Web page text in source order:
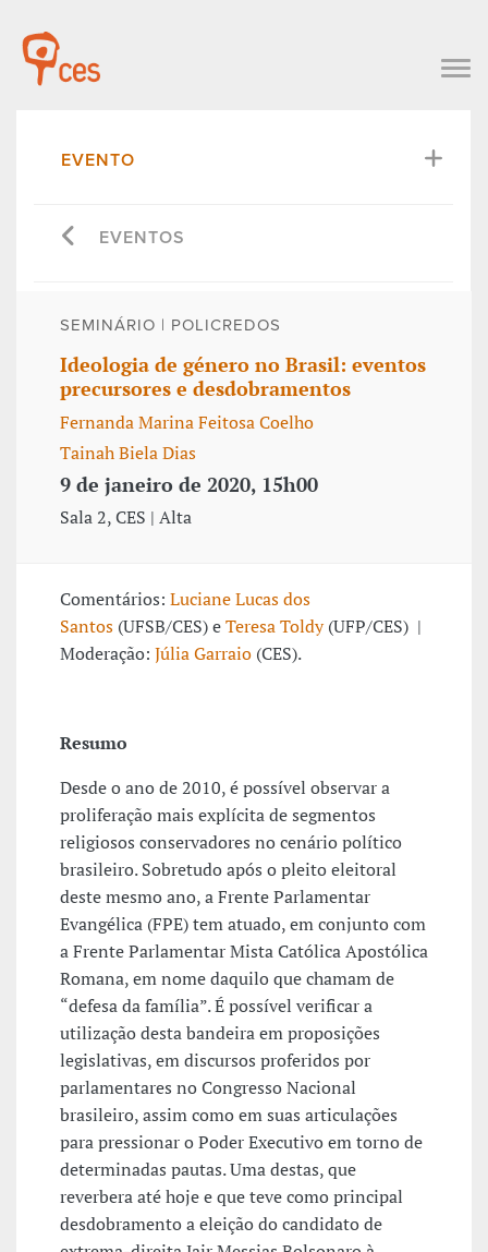
EVENTO
EVENTOS
SEMINÁRIO | POLICREDOS
Ideologia de género no Brasil: eventos
precursores e desdobramentos
Fernanda Marina Feitosa Coelho
Tainah Biela Dias
9 de janeiro de 2020, 15h00
Sala 2, CES | Alta
Comentários: Luciane Lucas dos
Santos (UFSB/CES) eTeresa Toldy(UFP/CES) |
Moderação: Júlia Garraio (CES).
Resumo
Desde o ano de 2010, é possível observar a
proliferação mais explícita de segmentos
religiosos conservadores no cenário político
brasileiro. Sobretudo após o pleito eleitoral
deste mesmo ano, a Frente Parlamentar
Evangélica (FPE) tem atuado, em conjunto com
a Frente Parlamentar Mista Católica Apostólica
Romana, em nome daquilo que chamam de
“defesa da família”. É possível verificar a
utilização desta bandeira em proposições
legislativas, em discursos proferidos por
parlamentares no Congresso Nacional
brasileiro, assim como em suas articulações
para pressionar o Poder Executivo em torno de
determinadas pautas. Uma destas, que
reverbera até hoje e que teve como principal
desdobramento a eleição do candidato de